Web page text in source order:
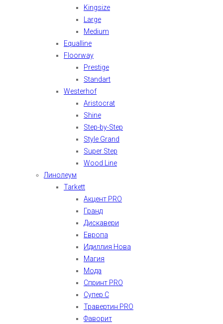
Kingsize
Large
Medium
Equalline
Floorway
Prestige
Standart
Westerhof
Aristocrat
Shine
Step-by-Step
Style Grand
Super Step
Wood Line
Линолеум
Tarkett
Акцент PRO
Гранд
Дискавери
Европа
Идиллия Нова
Магия
Мода
Спринт PRO
Супер С
Травертин PRO
Фаворит